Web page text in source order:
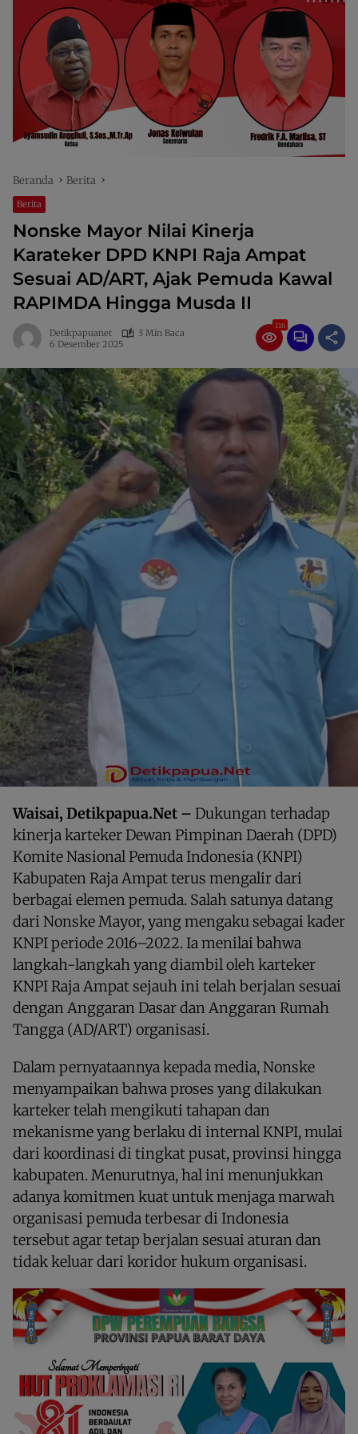
Beranda Berita
Berita
Nonske Mayor Nilai Kinerja
Karateker DPD KNPI Raja Ampat
Sesuai AD/ART, Ajak Pemuda Kawal
RAPIMDA Hingga Musda II
Detikpapuanet
3 Min Baca
6 Desember 2025
116
Waisai, Detikpapua.Net – Dukungan terhadap
kinerja karteker Dewan Pimpinan Daerah (DPD)
Komite Nasional Pemuda Indonesia (KNPI)
Kabupaten Raja Ampat terus mengalir dari
berbagai elemen pemuda. Salah satunya datang
dari Nonske Mayor, yang mengaku sebagai kader
KNPI periode 2016–2022. Ia menilai bahwa
langkah-langkah yang diambil oleh karteker
KNPI Raja Ampat sejauh ini telah berjalan sesuai
dengan Anggaran Dasar dan Anggaran Rumah
Tangga (AD/ART) organisasi.
Dalam pernyataannya kepada media, Nonske
menyampaikan bahwa proses yang dilakukan
karteker telah mengikuti tahapan dan
mekanisme yang berlaku di internal KNPI, mulai
dari koordinasi di tingkat pusat, provinsi hingga
kabupaten. Menurutnya, hal ini menunjukkan
adanya komitmen kuat untuk menjaga marwah
organisasi pemuda terbesar di Indonesia
tersebut agar tetap berjalan sesuai aturan dan
tidak keluar dari koridor hukum organisasi.